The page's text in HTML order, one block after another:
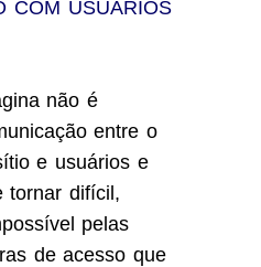
COM USUÁRIOS
não é
entre o
e usuários e
tornar difícil,
pelas
de acesso que